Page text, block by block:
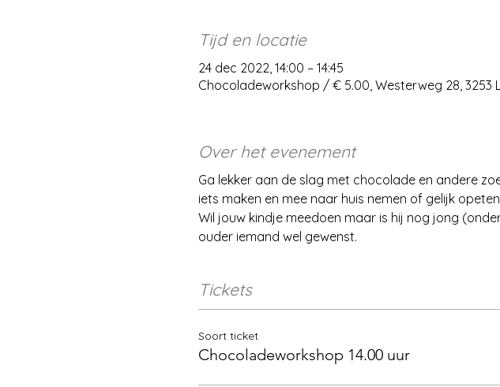
Tijd en locatie
24 dec 2022, 14:00 – 14:45
Chocoladeworkshop / € 5.00, Westerweg 28, 3253
Over het evenement
Ga lekker aan de slag met chocolade en andere
iets maken en mee naar huis nemen of gelijk
Wil jouw kindje meedoen maar is hij nog jong
ouder iemand wel gewenst.
Tickets
Soort ticket
Chocoladeworkshop 14.00 uur